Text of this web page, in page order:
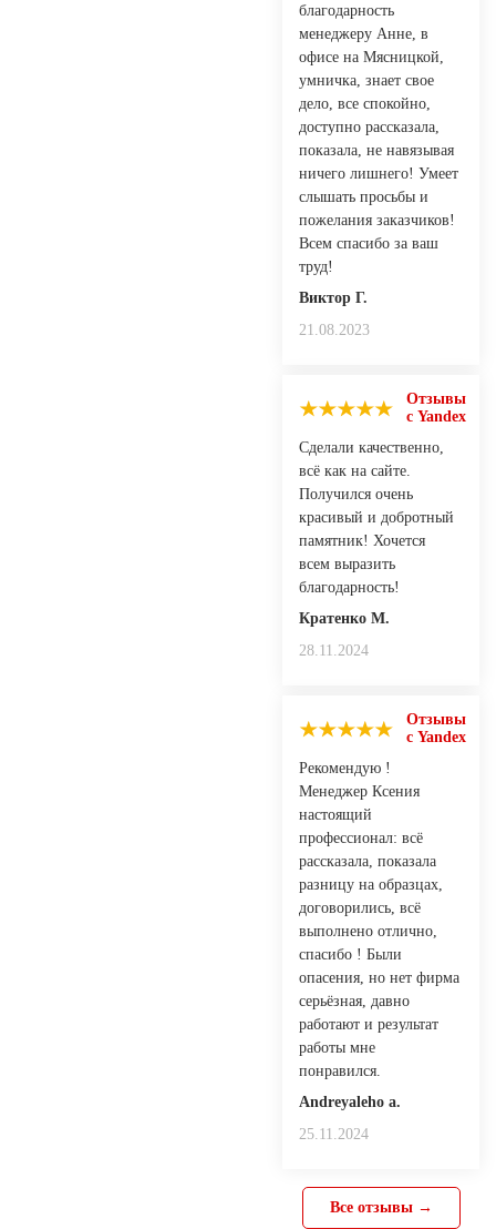
благодарность
менеджеру Анне, в
офисе на Мясницкой,
умничка, знает свое
дело, все спокойно,
доступно рассказала,
показала, не навязывая
ничего лишнего! Умеет
слышать просьбы и
пожелания заказчиков!
Всем спасибо за ваш
труд!
Виктор Г.
21.08.2023
Отзывы
с Yandex
Сделали качественно,
всё как на сайте.
Получился очень
красивый и добротный
памятник! Хочется
всем выразить
благодарность!
Кратенко М.
28.11.2024
Отзывы
с Yandex
Рекомендую !
Менеджер Ксения
настоящий
профессионал: всё
рассказала, показала
разницу на образцах,
договорились, всё
выполнено отлично,
спасибо ! Были
опасения, но нет фирма
серьёзная, давно
работают и результат
работы мне
понравился.
Andreyaleho a.
25.11.2024
Все отзывы →